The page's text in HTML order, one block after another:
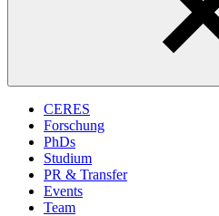
CERES
Forschung
PhDs
Studium
PR & Transfer
Events
Team